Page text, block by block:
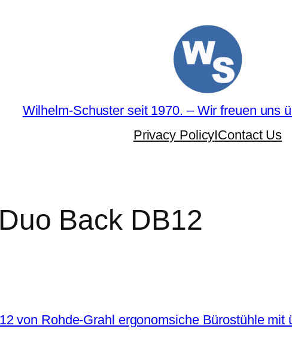
Wilhelm-Schuster seit 1970. – Wir freuen uns
Privacy PolicyIContact Us
Duo Back DB12